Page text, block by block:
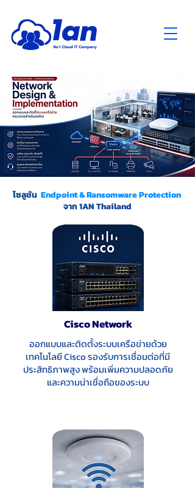
โซลูชัน Endpoint & Ransomware Protection
จาก 1AN Thailand
Cisco Network
ออกแบบและติดตั้งระบบเครือข่ายด้วย
เทคโนโลยี Cisco รองรับการเชื่อมต่อที่มี
ประสิทธิภาพสูง พร้อมเพิ่มความปลอดภัย
และความน่าเชื่อถือของระบบ